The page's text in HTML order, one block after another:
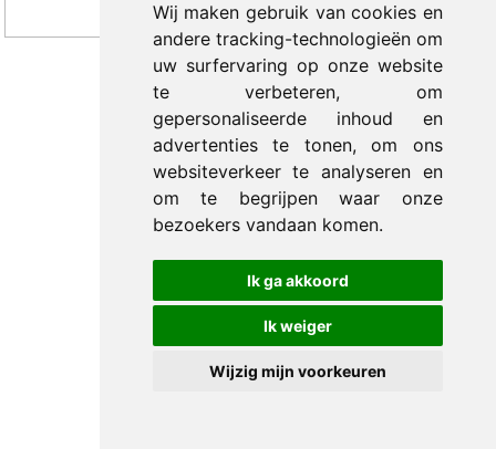
Wij maken gebruik van cookies en
andere tracking-technologieën om
uw surfervaring op onze website
te verbeteren, om
gepersonaliseerde inhoud en
advertenties te tonen, om ons
websiteverkeer te analyseren en
om te begrijpen waar onze
bezoekers vandaan komen.
Ik ga akkoord
Ik weiger
Wijzig mijn voorkeuren
© 2012-2026 Trade Med B.V. -by Selious B.V.